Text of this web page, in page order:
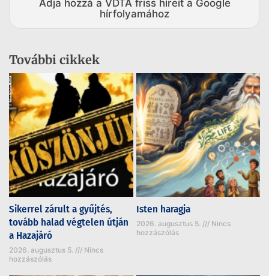
Adja hozzá a VDTA friss híreit a Google
hírfolyamához
További cikkek
Sikerrel zárult a gyűjtés,
tovább halad végtelen útján
a Hazajáró
2026. augusztus 5.
Nincs
hozzászólás
Isten haragja
2026. augusztus 5.
Nincs
hozzászólás